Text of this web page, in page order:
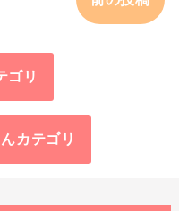
ゴリ
カテゴリ